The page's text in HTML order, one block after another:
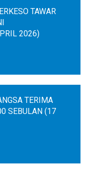
TAWAR
2026)
TERIMA
SEBULAN (17